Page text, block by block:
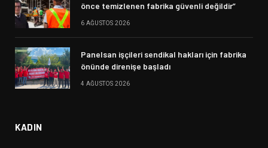
önce temizlenen fabrika güvenli değildir”
6 AĞUSTOS 2026
Panelsan işçileri sendikal hakları için fabrika
önünde direnişe başladı
4 AĞUSTOS 2026
KADIN